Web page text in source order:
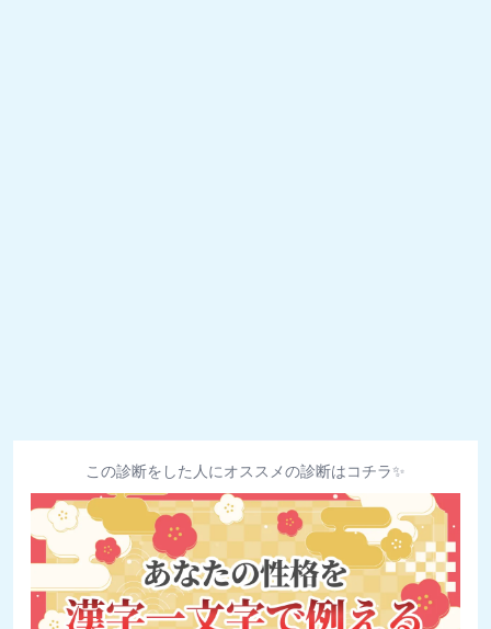
この診断をした人にオススメの診断はコチラ✨